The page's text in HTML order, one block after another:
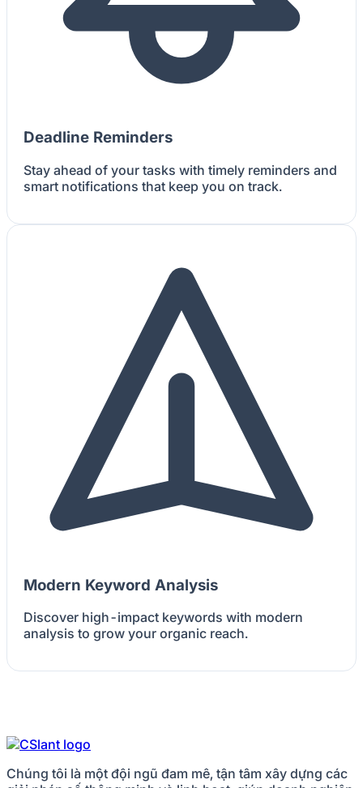
Deadline Reminders
Stay ahead of your tasks with timely reminders and
smart notifications that keep you on track.
Modern Keyword Analysis
Discover high-impact keywords with modern
analysis to grow your organic reach.
Chúng tôi là một đội ngũ đam mê, tận tâm xây dựng các